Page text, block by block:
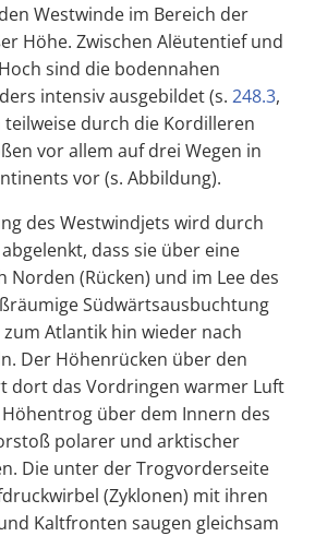
Westwinde im Bereich der
Höhe. Zwischen Alëutentief und
sind die bodennahen
intensiv ausgebildet (s. 248.3,
teilweise durch die Kordilleren
vor allem auf drei Wegen in
vor (s. Abbildung).
des Westwindjets wird durch
dass sie über eine
Norden (Rücken) und im Lee des
Südwärtsausbuchtung
Atlantik hin wieder nach
Der Höhenrücken über den
dort das Vordringen warmer Luft
über dem Innern des
polarer und arktischer
Die unter der Trogvorderseite
(Zyklonen) mit ihren
Kaltfronten saugen gleichsam